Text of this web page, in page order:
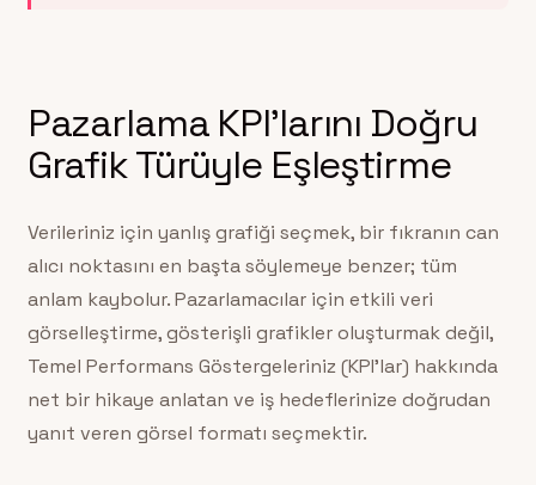
Pazarlama KPI’larını Doğru
Grafik Türüyle Eşleştirme
Verileriniz için yanlış grafiği seçmek, bir fıkranın can
alıcı noktasını en başta söylemeye benzer; tüm
anlam kaybolur. Pazarlamacılar için etkili veri
görselleştirme, gösterişli grafikler oluşturmak değil,
Temel Performans Göstergeleriniz (KPI’lar) hakkında
net bir hikaye anlatan ve iş hedeflerinize doğrudan
yanıt veren görsel formatı seçmektir.